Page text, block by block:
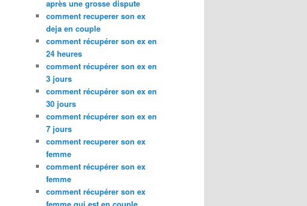
après une grosse dispute
comment recuperer son ex
deja en couple
comment récupérer son ex en
24 heures
comment récupérer son ex en
3 jours
comment récupérer son ex en
30 jours
comment récupérer son ex en
7 jours
comment recuperer son ex
femme
comment récupérer son ex
femme
comment récupérer son ex